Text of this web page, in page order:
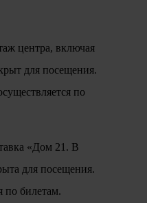
центра, включая
для посещения.
по
«Дом 21. В
для посещения.
по билетам.